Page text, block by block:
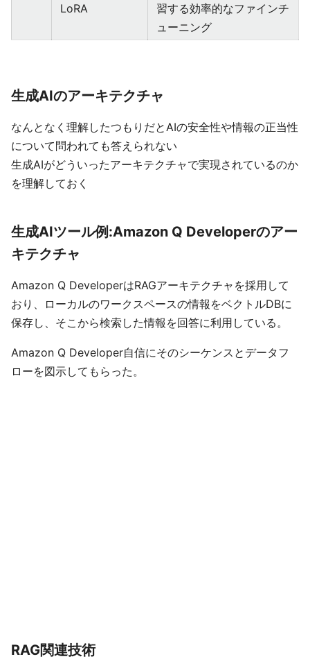
LoRA
習する効率的なファインチ
ューニング
生成AIのアーキテクチャ
なんとなく理解したつもりだとAIの安全性や情報の正当性
について問われても答えられない
生成AIがどういったアーキテクチャで実現されているのか
を理解しておく
生成AIツール例:Amazon Q Developerのアー
キテクチャ
Amazon Q DeveloperはRAGアーキテクチャを採用して
おり、ローカルのワークスペースの情報をベクトルDBに
保存し、そこから検索した情報を回答に利用している。
Amazon Q Developer自信にそのシーケンスとデータフ
ローを図示してもらった。
RAG関連技術